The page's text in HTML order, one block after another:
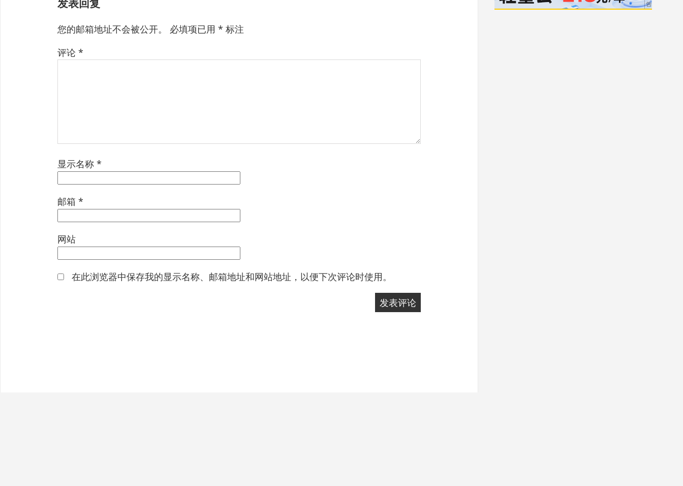
您的邮箱地址不会被公开。 必填项已用 * 标注
评论 *
显示名称 *
邮箱 *
网站
在此浏览器中保存我的显示名称、邮箱地址和网站地址，以便下次评论时使用。